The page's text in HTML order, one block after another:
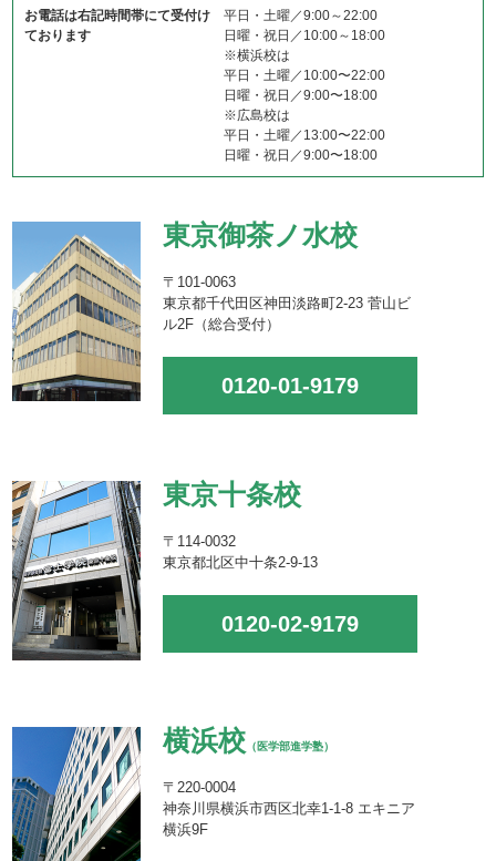
お電話は右記時間帯にて受付け
ております
平日・土曜／9:00～22:00
日曜・祝日／10:00～18:00
※横浜校は
平日・土曜／10:00〜22:00
日曜・祝日／9:00〜18:00
※広島校は
平日・土曜／13:00〜22:00
日曜・祝日／9:00〜18:00
東京御茶ノ水校
〒101-0063
東京都千代田区神田淡路町2-23 菅山ビ
ル2F（総合受付）
0120-01-9179
東京十条校
〒114-0032
東京都北区中十条2-9-13
0120-02-9179
横浜校 （医学部進学塾）
〒220-0004
神奈川県横浜市西区北幸1-1-8 エキニア
横浜9F